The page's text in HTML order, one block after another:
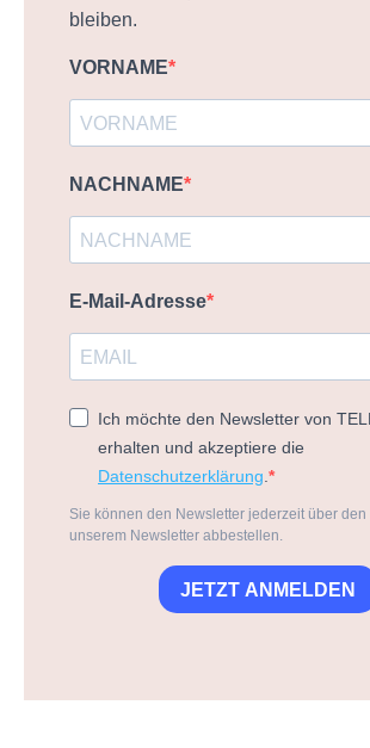
bleiben.
VORNAME
NACHNAME
E-Mail-Adresse
Ich möchte den Newsletter von
erhalten und akzeptiere die
Datenschutzerklärung.
Sie können den Newsletter jederzeit über den
unserem Newsletter abbestellen.
JETZT ANMELDEN